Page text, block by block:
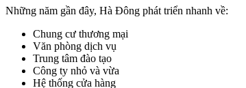
Những năm gần đây, Hà Đông phát triển nhanh về:
Chung cư thương mại
Văn phòng dịch vụ
Trung tâm đào tạo
Công ty nhỏ và vừa
Hệ thống cửa hàng